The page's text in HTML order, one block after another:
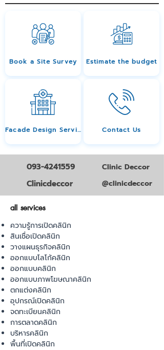
Book a Site Survey Estimate the budget
Facade Design Service Contact Us
093-4241559
Clinicdeccor
Clinic Deccor
@clinicdeccor
all services
ความรู้การเปิดคลินิก
สินเชื่อเปิดคลินิก
วางแผนธุรกิจคลินิก
ออกแบบโลโก้คลินิก
ออกแบบคลินิก
ออกแบบภาพโฆษณาคลินิก
ตกแต่งคลินิก
อุปกรณ์เปิดคลินิก
จดทะเบียนคลินิก
การตลาดคลินิก
บริหารคลินิก
พื้นที่เปิดคลินิก